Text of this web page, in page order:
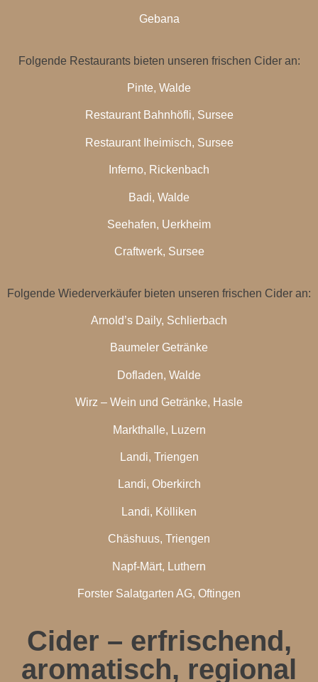
Gebana
Folgende Restaurants bieten unseren frischen Cider an:
Pinte, Walde
Restaurant Bahnhöfli, Sursee
Restaurant Iheimisch, Sursee
Inferno, Rickenbach
Badi, Walde
Seehafen, Uerkheim
Craftwerk, Sursee
Folgende Wiederverkäufer bieten unseren frischen Cider an:
Arnold’s Daily, Schlierbach
Baumeler Getränke
Dofladen, Walde
Wirz – Wein und Getränke, Hasle
Markthalle, Luzern
Landi, Triengen
Landi, Oberkirch
Landi, Kölliken
Chäshuus, Triengen
Napf-Märt, Luthern
Forster Salatgarten AG, Oftingen
Cider – erfrischend,
aromatisch, regional